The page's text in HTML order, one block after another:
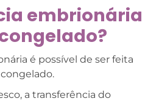
embrionária
é possível de ser feita
a transferência do